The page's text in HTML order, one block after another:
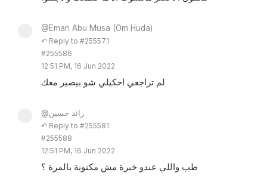
@Eman Abu Musa (Om Huda)
↶ Reply to #255571
#255586
12:51 PM, 16 Jun 2022
لم تراجعي احكيلي شو بيصير معك
@رائد حسين
↶ Reply to #255581
#255588
12:51 PM, 16 Jun 2022
طب واللي عندو خبرة مش مكتوبة بالمرة ؟